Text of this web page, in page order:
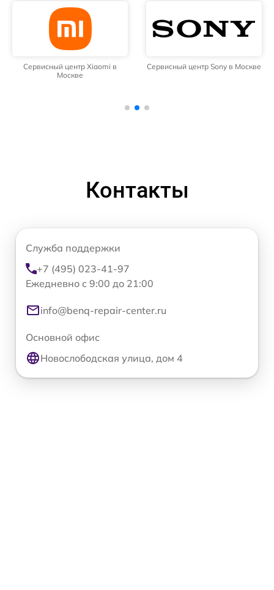
Сервисный центр Xiaomi в
Москве
Сервисный центр Sony в Москве
Контакты
Служба поддержки
+7 (495) 023-41-97
Ежедневно с 9:00 до 21:00
info@benq-repair-center.ru
Основной офис
Новослободская улица, дом 4